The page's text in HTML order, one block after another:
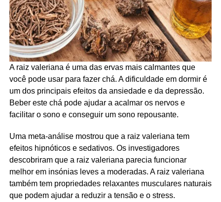
A raiz valeriana é uma das ervas mais calmantes que
você pode usar para fazer chá. A dificuldade em dormir é
um dos principais efeitos da ansiedade e da depressão.
Beber este chá pode ajudar a acalmar os nervos e
facilitar o sono e conseguir um sono repousante.
Uma meta-análise mostrou que a raiz valeriana tem
efeitos hipnóticos e sedativos. Os investigadores
descobriram que a raiz valeriana parecia funcionar
melhor em insónias leves a moderadas. A raiz valeriana
também tem propriedades relaxantes musculares naturais
que podem ajudar a reduzir a tensão e o stress.